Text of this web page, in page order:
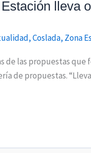
lleva
,Coslada, Zona
de las propuestas que
de propuestas.